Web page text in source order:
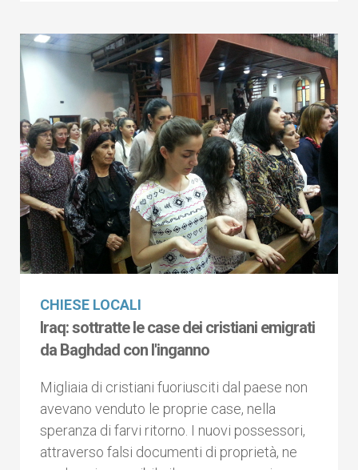
CHIESE LOCALI
Iraq: sottratte le case dei cristiani emigrati
da Baghdad con l'inganno
Migliaia di cristiani fuoriusciti dal paese non
avevano venduto le proprie case, nella
speranza di farvi ritorno. I nuovi possessori,
attraverso falsi documenti di proprietà, ne